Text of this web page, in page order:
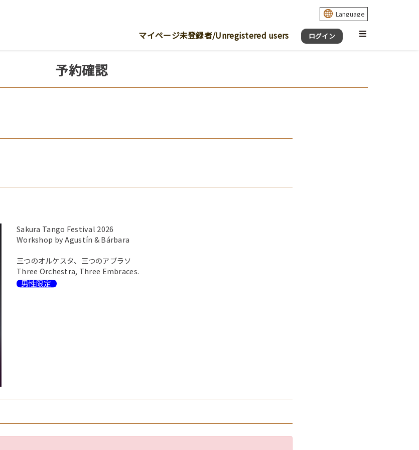
マイページ未登録者/Unregistered users ログイン
予約確認
Sakura Tango Festival 2026
Workshop by Agustín & Bárbara
三つのオルケスタ、三つのアブラソ
Three Orchestra, Three Embraces.